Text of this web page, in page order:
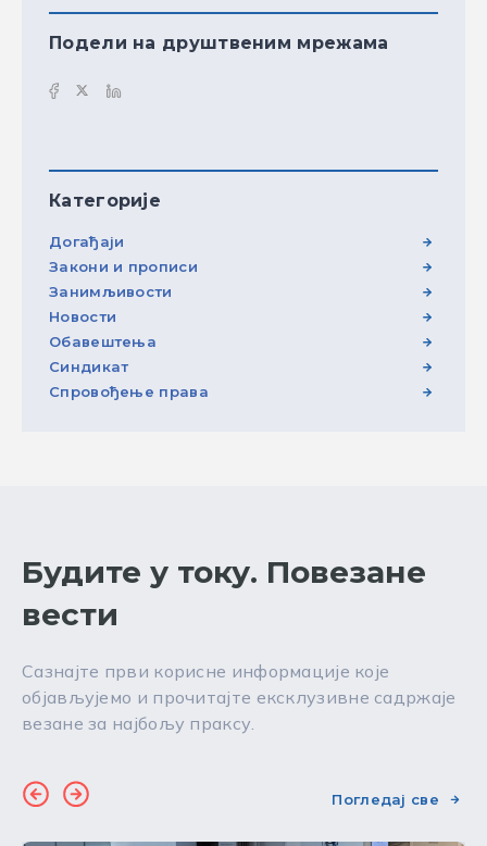
Подели на друштвеним мрежама
Категорије
Догађаји
Закони и прописи
Занимљивости
Новости
Обавештења
Синдикат
Спровођење права
Будите у току. Повезане
вести
Сазнајте први корисне информације које
објављујемо и прочитајте ексклузивне садржаје
везане за најбољу праксу.
Погледај све